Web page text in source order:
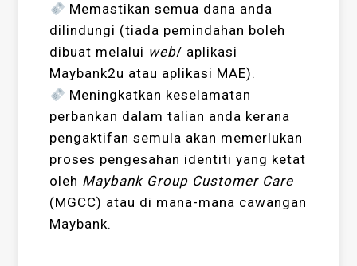
Memastikan semua dana anda
dilindungi (tiada pemindahan boleh
dibuat melalui web/ aplikasi
Maybank2u atau aplikasi MAE).
Meningkatkan keselamatan
perbankan dalam talian anda kerana
pengaktifan semula akan memerlukan
proses pengesahan identiti yang ketat
oleh Maybank Group Customer Care
(MGCC) atau di mana-mana cawangan
Maybank.